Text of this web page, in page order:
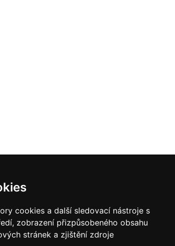
cookies a další sledovací nástroje s
zobrazení přizpůsobeného obsahu
stránek a zjištění zdroje